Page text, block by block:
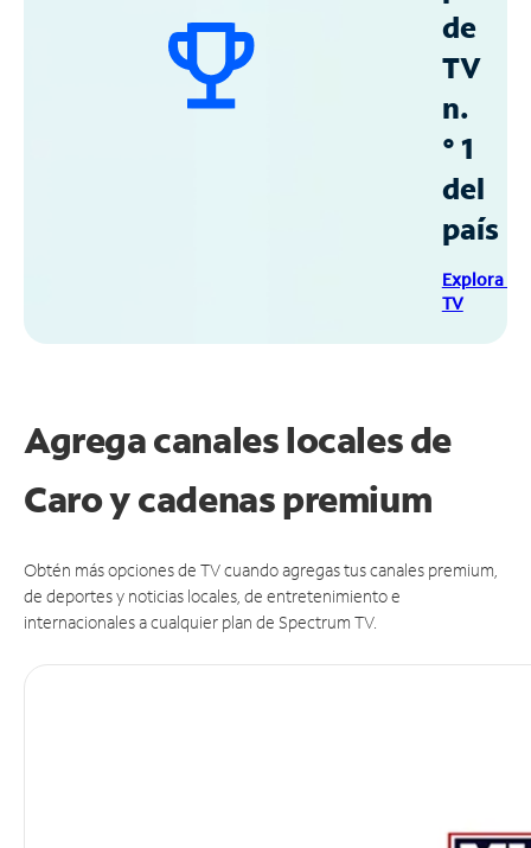
de
TV
n.
° 1
del
país
Explora
TV
Agrega canales locales de
Caro y cadenas premium
Obtén más opciones de TV cuando agregas tus canales premium,
de deportes y noticias locales, de entretenimiento e
internacionales a cualquier plan de Spectrum TV.